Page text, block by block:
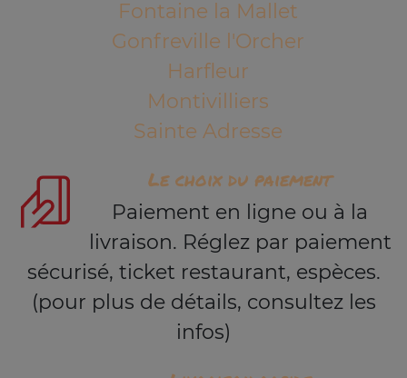
Fontaine la Mallet
Gonfreville l'Orcher
Harfleur
Montivilliers
Sainte Adresse
Le choix du paiement
Paiement en ligne ou à la
livraison. Réglez par paiement
sécurisé, ticket restaurant, espèces.
(pour plus de détails, consultez les
infos)